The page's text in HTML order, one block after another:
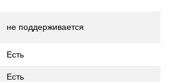
не поддерживается
Есть
Есть